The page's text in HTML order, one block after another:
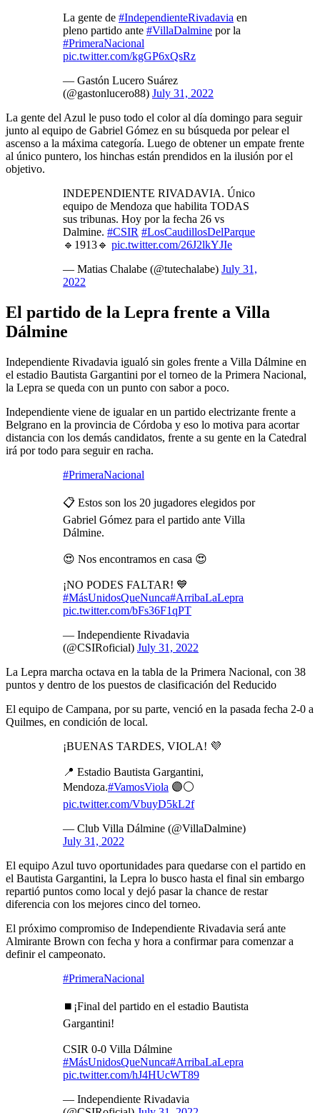
La gente de #IndependienteRivadavia en
pleno partido ante #VillaDalmine por la
#PrimeraNacional
pic.twitter.com/kgGP6xQsRz
— Gastón Lucero Suárez
(@gastonlucero88) July 31, 2022
La gente del Azul le puso todo el color al día domingo para seguir
junto al equipo de Gabriel Gómez en su búsqueda por pelear el
ascenso a la máxima categoría. Luego de obtener un empate frente
al único puntero, los hinchas están prendidos en la ilusión por el
objetivo.
INDEPENDIENTE RIVADAVIA. Único
equipo de Mendoza que habilita TODAS
sus tribunas. Hoy por la fecha 26 vs
Dalmine. #CSIR #LosCaudillosDelParque
🔹1913🔹 pic.twitter.com/26J2lkYJIe
— Matias Chalabe (@tutechalabe) July 31,
2022
El partido de la Lepra frente a Villa
Dálmine
Independiente Rivadavia igualó sin goles frente a Villa Dálmine en
el estadio Bautista Gargantini por el torneo de la Primera Nacional,
la Lepra se queda con un punto con sabor a poco.
Independiente viene de igualar en un partido electrizante frente a
Belgrano en la provincia de Córdoba y eso lo motiva para acortar
distancia con los demás candidatos, frente a su gente en la Catedral
irá por todo para seguir en racha.
#PrimeraNacional
📋 Estos son los 20 jugadores elegidos por
Gabriel Gómez para el partido ante Villa
Dálmine.
😍 Nos encontramos en casa 😍
¡NO PODES FALTAR! 💙
#MásUnidosQueNunca#ArribaLaLepra
pic.twitter.com/bFs36F1qPT
— Independiente Rivadavia
(@CSIRoficial) July 31, 2022
La Lepra marcha octava en la tabla de la Primera Nacional, con 38
puntos y dentro de los puestos de clasificación del Reducido
El equipo de Campana, por su parte, venció en la pasada fecha 2-0 a
Quilmes, en condición de local.
¡BUENAS TARDES, VIOLA! 💜
📍 Estadio Bautista Gargantini,
Mendoza.#VamosViola 🟣⚪
pic.twitter.com/VbuyD5kL2f
— Club Villa Dálmine (@VillaDalmine)
July 31, 2022
El equipo Azul tuvo oportunidades para quedarse con el partido en
el Bautista Gargantini, la Lepra lo busco hasta el final sin embargo
repartió puntos como local y dejó pasar la chance de restar
diferencia con los mejores cinco del torneo.
El próximo compromiso de Independiente Rivadavia será ante
Almirante Brown con fecha y hora a confirmar para comenzar a
definir el campeonato.
#PrimeraNacional
⏹️¡Final del partido en el estadio Bautista
Gargantini!
CSIR 0-0 Villa Dálmine
#MásUnidosQueNunca#ArribaLaLepra
pic.twitter.com/hJ4HUcWT89
— Independiente Rivadavia